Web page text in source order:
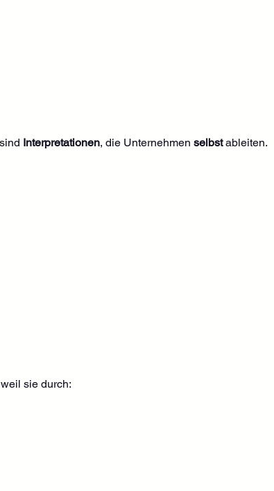
Interpretationen, die Unternehmen selbst ableiten.
sie durch: